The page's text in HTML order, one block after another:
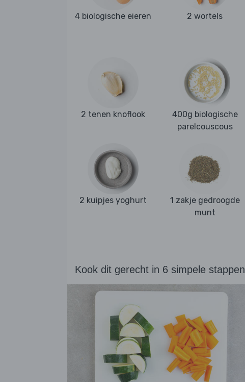
4 biologische eieren 2 wortels
2 tenen knoflook
400g biologische
parelcouscous
2 kuipjes yoghurt
1 zakje gedroogde
munt
Kook dit gerecht in 6 simpele stappen